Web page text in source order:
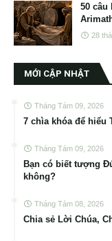
50 câu
28
MỚI CẬP NHẬT
Tháng Tám 09, 2026
7 chìa khóa để hiểu
Tháng Tám 09, 2026
Bạn có biết tượng
không?
Tháng Tám 08, 2026
Chia sẻ Lời Chúa,